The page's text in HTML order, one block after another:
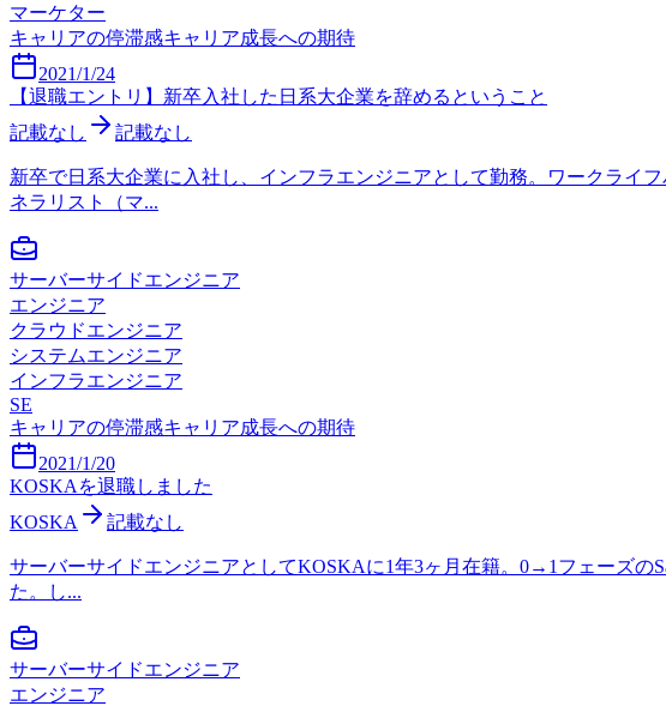
マーケター
キャリアの停滞感キャリア成長への期待
2021/1/24
【退職エントリ】新卒入社した日系大企業を辞めるということ
記載なし
記載なし
新卒で日系大企業に入社し、インフラエンジニアとして勤務。ワークライ
ネラリスト（マ...
サーバーサイドエンジニア
エンジニア
クラウドエンジニア
システムエンジニア
インフラエンジニア
SE
キャリアの停滞感キャリア成長への期待
2021/1/20
KOSKAを退職しました
KOSKA
記載なし
サーバーサイドエンジニアとしてKOSKAに1年3ヶ月在籍。0→1フェーズの
た。し...
サーバーサイドエンジニア
エンジニア